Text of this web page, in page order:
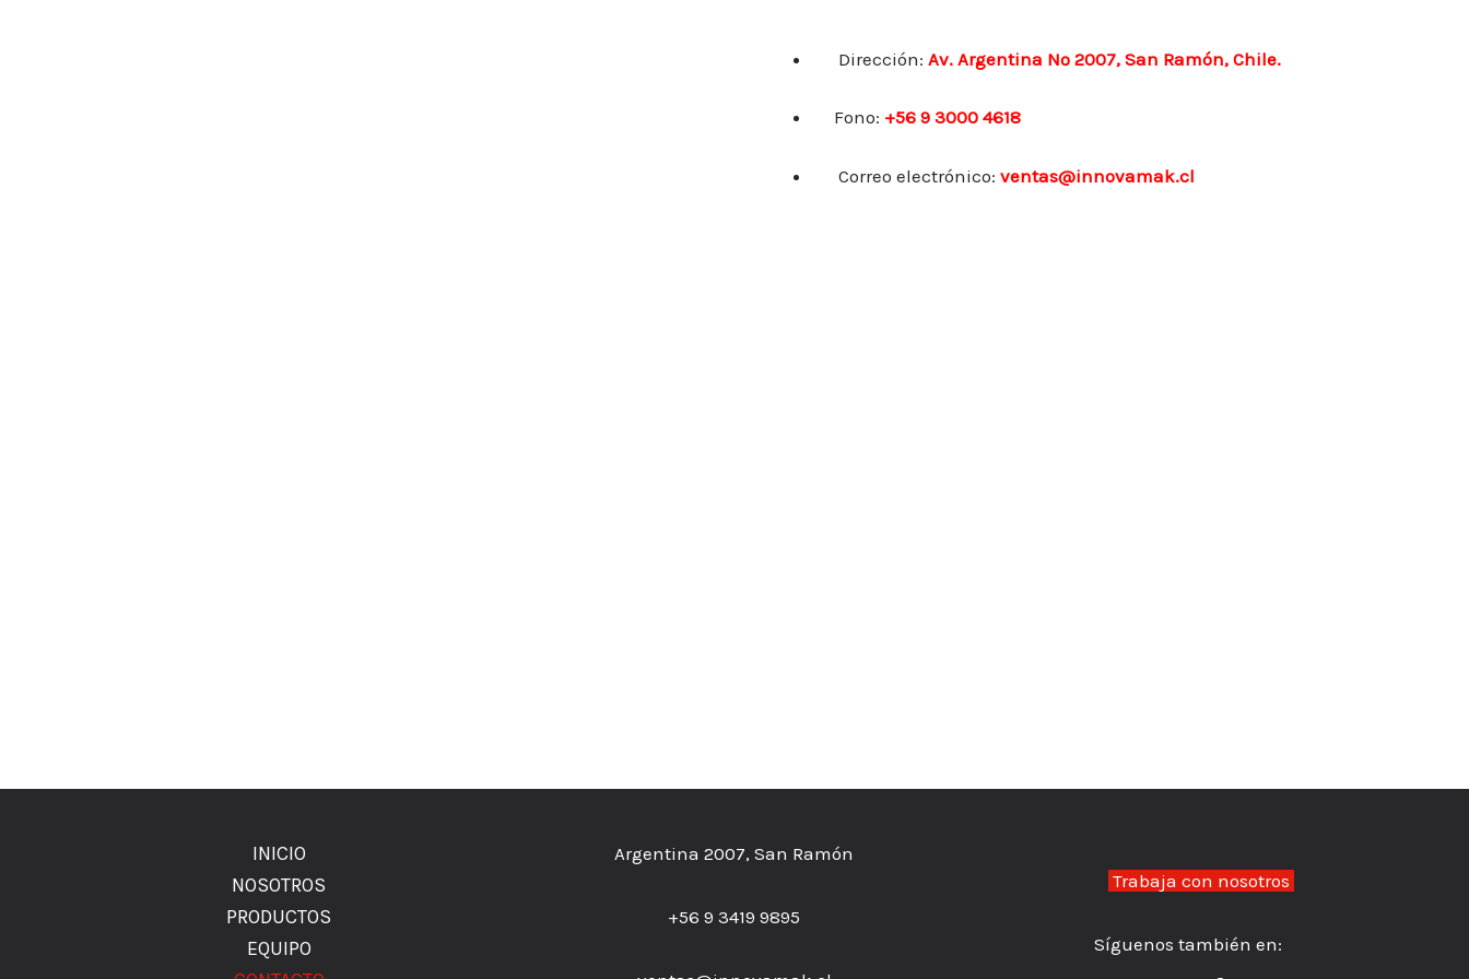
Dirección: Av. Argentina Nº 2007, San Ramón, Chile.
Fono: +56 9 3000 4618
Correo electrónico: ventas@innovamak.cl
INICIO
NOSOTROS
PRODUCTOS
EQUIPO
Argentina 2007, San Ramón
+56 9 3419 9895
Trabaja con nosotros
Síguenos también en: